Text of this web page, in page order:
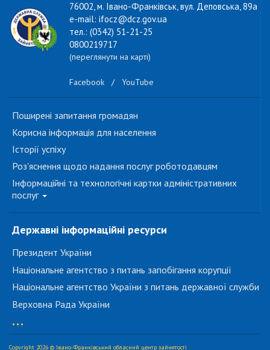
76002, м. Івано-Франківськ, вул. Деповська, 89а
e-mail: ifocz@dcz.gov.ua
тел.: (0342) 51-21-25
0800219717
(переглянути на карті)
Facebook / YouTube
Поширені запитання громадян
Корисна інформація для населення
Історії успіху
Роз'яснення щодо надання послуг роботодавцям
Інформаційні та технологічні картки адміністративних
послуг
Державні інформаційні ресурси
Президент України
Національне агентство з питань запобігання корупції
Національне агентство України з питань державної служби
Верховна Рада України
...
Copyright 2026 © Івано-Франківський обласний центр зайнятості